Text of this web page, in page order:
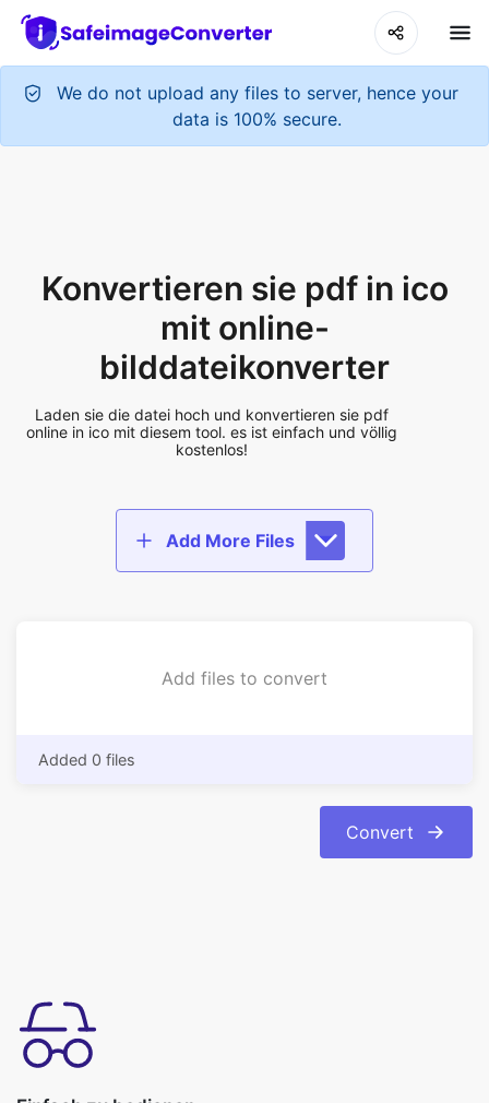
We do not upload any files to server, hence your
data is 100% secure.
bilddateikonverter
Laden sie die datei hoch und konvertieren sie pdf
online in ico mit diesem tool. es ist einfach und völlig
kostenlos!
Add More Files
Einfach zu bedienen
Konvertieren Sie pdf online mit nur wenigen Klicks in das ico
Bildformat. Mit diesem einfach zu bedienenden Tool können wir